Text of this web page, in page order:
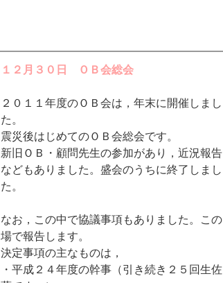
１２月３０日 ＯＢ会総会
２０１１年度のＯＢ会は，年末に開催しまし
た。
震災後はじめてのＯＢ会総会です。
新旧ＯＢ・顧問先生の参加があり，近況報告
などもありました。盛会のうちに終了しまし
た。
なお，この中で協議事項もありました。この
場で報告します。
決定事項の主なものは，
・平成２４年度の幹事（引き続き２５回生佐